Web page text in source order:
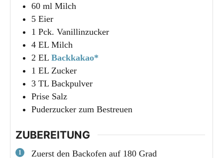
60 ml Milch
5 Eier
1 Pck. Vanillinzucker
4 EL Milch
2 EL Backkakao*
1 EL Zucker
3 TL Backpulver
Prise Salz
Puderzucker zum Bestreuen
ZUBEREITUNG
Zuerst den Backofen auf 180 Grad